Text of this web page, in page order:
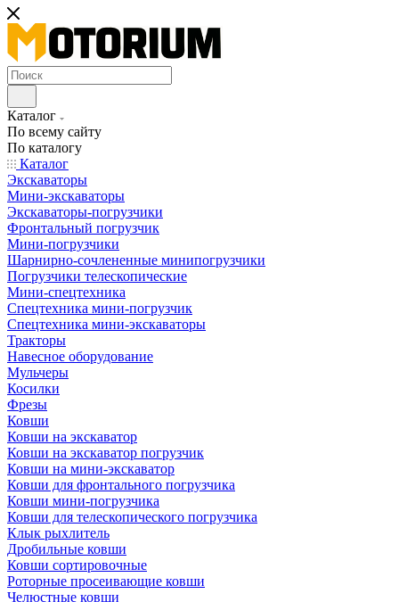
Каталог
По всему сайту
По каталогу
Каталог
Экскаваторы
Мини-экскаваторы
Экскаваторы-погрузчики
Фронтальный погрузчик
Мини-погрузчики
Шарнирно-сочлененные минипогрузчики
Погрузчики телескопические
Мини-спецтехника
Спецтехника мини-погрузчик
Спецтехника мини-экскаваторы
Тракторы
Навесное оборудование
Мульчеры
Косилки
Фрезы
Ковши
Ковши на экскаватор
Ковши на экскаватор погрузчик
Ковши на мини-экскаватор
Ковши для фронтального погрузчика
Ковши мини-погрузчика
Ковши для телескопического погрузчика
Клык рыхлитель
Дробильные ковши
Ковши сортировочные
Роторные просеивающие ковши
Челюстные ковши